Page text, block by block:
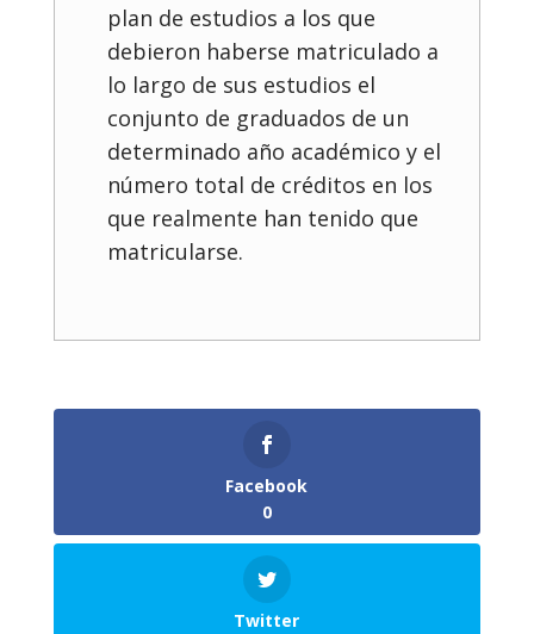
plan de estudios a los que
debieron haberse matriculado a
lo largo de sus estudios el
conjunto de graduados de un
determinado año académico y el
número total de créditos en los
que realmente han tenido que
matricularse.
Facebook
0
Twitter